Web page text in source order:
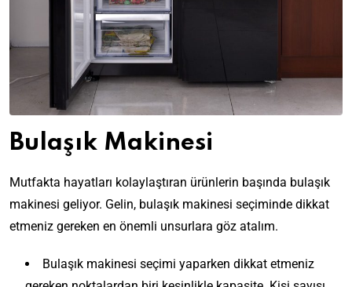
Bulaşık Makinesi
Mutfakta hayatları kolaylaştıran ürünlerin başında bulaşık
makinesi geliyor. Gelin, bulaşık makinesi seçiminde dikkat
etmeniz gereken en önemli unsurlara göz atalım.
Bulaşık makinesi seçimi yaparken dikkat etmeniz